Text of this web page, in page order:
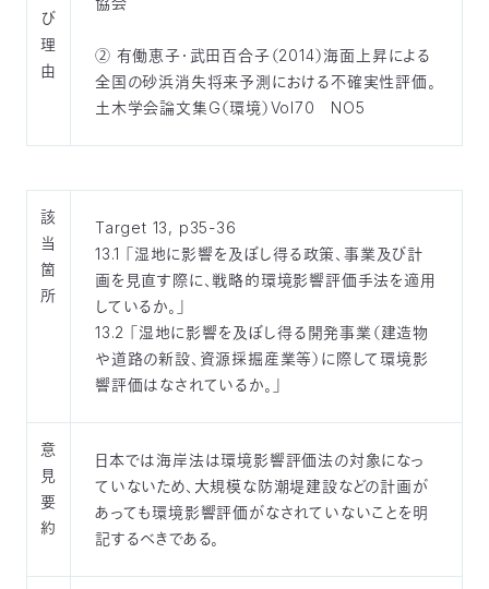
び
理
由
② 有働恵子・武田百合子（2014）海面上昇による
全国の砂浜消失将来予測における不確実性評価。
土木学会論文集G（環境）Vol70 NO5
該
当
箇
所
Target 13, p35-36
13.1 「湿地に影響を及ぼし得る政策、事業及び計
画を見直す際に、戦略的環境影響評価手法を適用
しているか。」
13.2 「湿地に影響を及ぼし得る開発事業（建造物
や道路の新設、資源採掘産業等）に際して環境影
響評価はなされているか。」
意
見
要
約
日本では海岸法は環境影響評価法の対象になっ
ていないため、大規模な防潮堤建設などの計画が
あっても環境影響評価がなされていないことを明
記するべきである。